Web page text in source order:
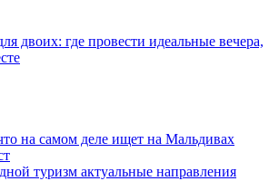
двоих: где провести идеальные вечера,
на самом деле ищет на Мальдивах
туризм актуальные направления